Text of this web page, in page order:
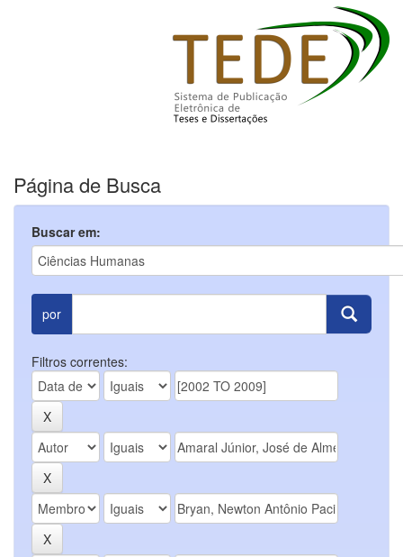
Página de Busca
Buscar em:
por
Filtros correntes: